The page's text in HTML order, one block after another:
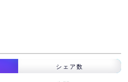
シェア数